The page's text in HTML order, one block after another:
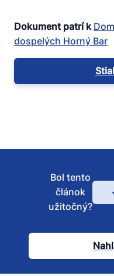
Dokument patrí k
dospelých Horný Bar
Bol tento
článok
užitočný?